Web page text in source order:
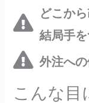
どこか
結局手
外注へ
こんな目